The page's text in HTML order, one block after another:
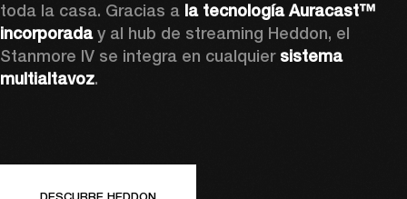
toda la casa. Gracias a la tecnología Auracast™
incorporada y al hub de streaming Heddon, el
Stanmore IV se integra en cualquier sistema
multialtavoz.